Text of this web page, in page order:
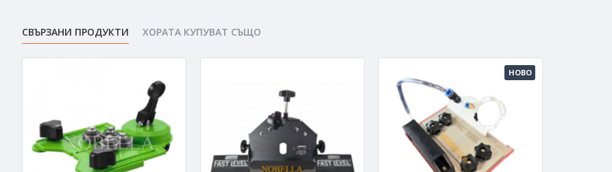
СВЪРЗАНИ ПРОДУКТИ ХОРАТА КУПУВАТ СЪЩО
НОВО